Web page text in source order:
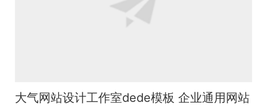
大气网站设计工作室dede模板 企业通用网站